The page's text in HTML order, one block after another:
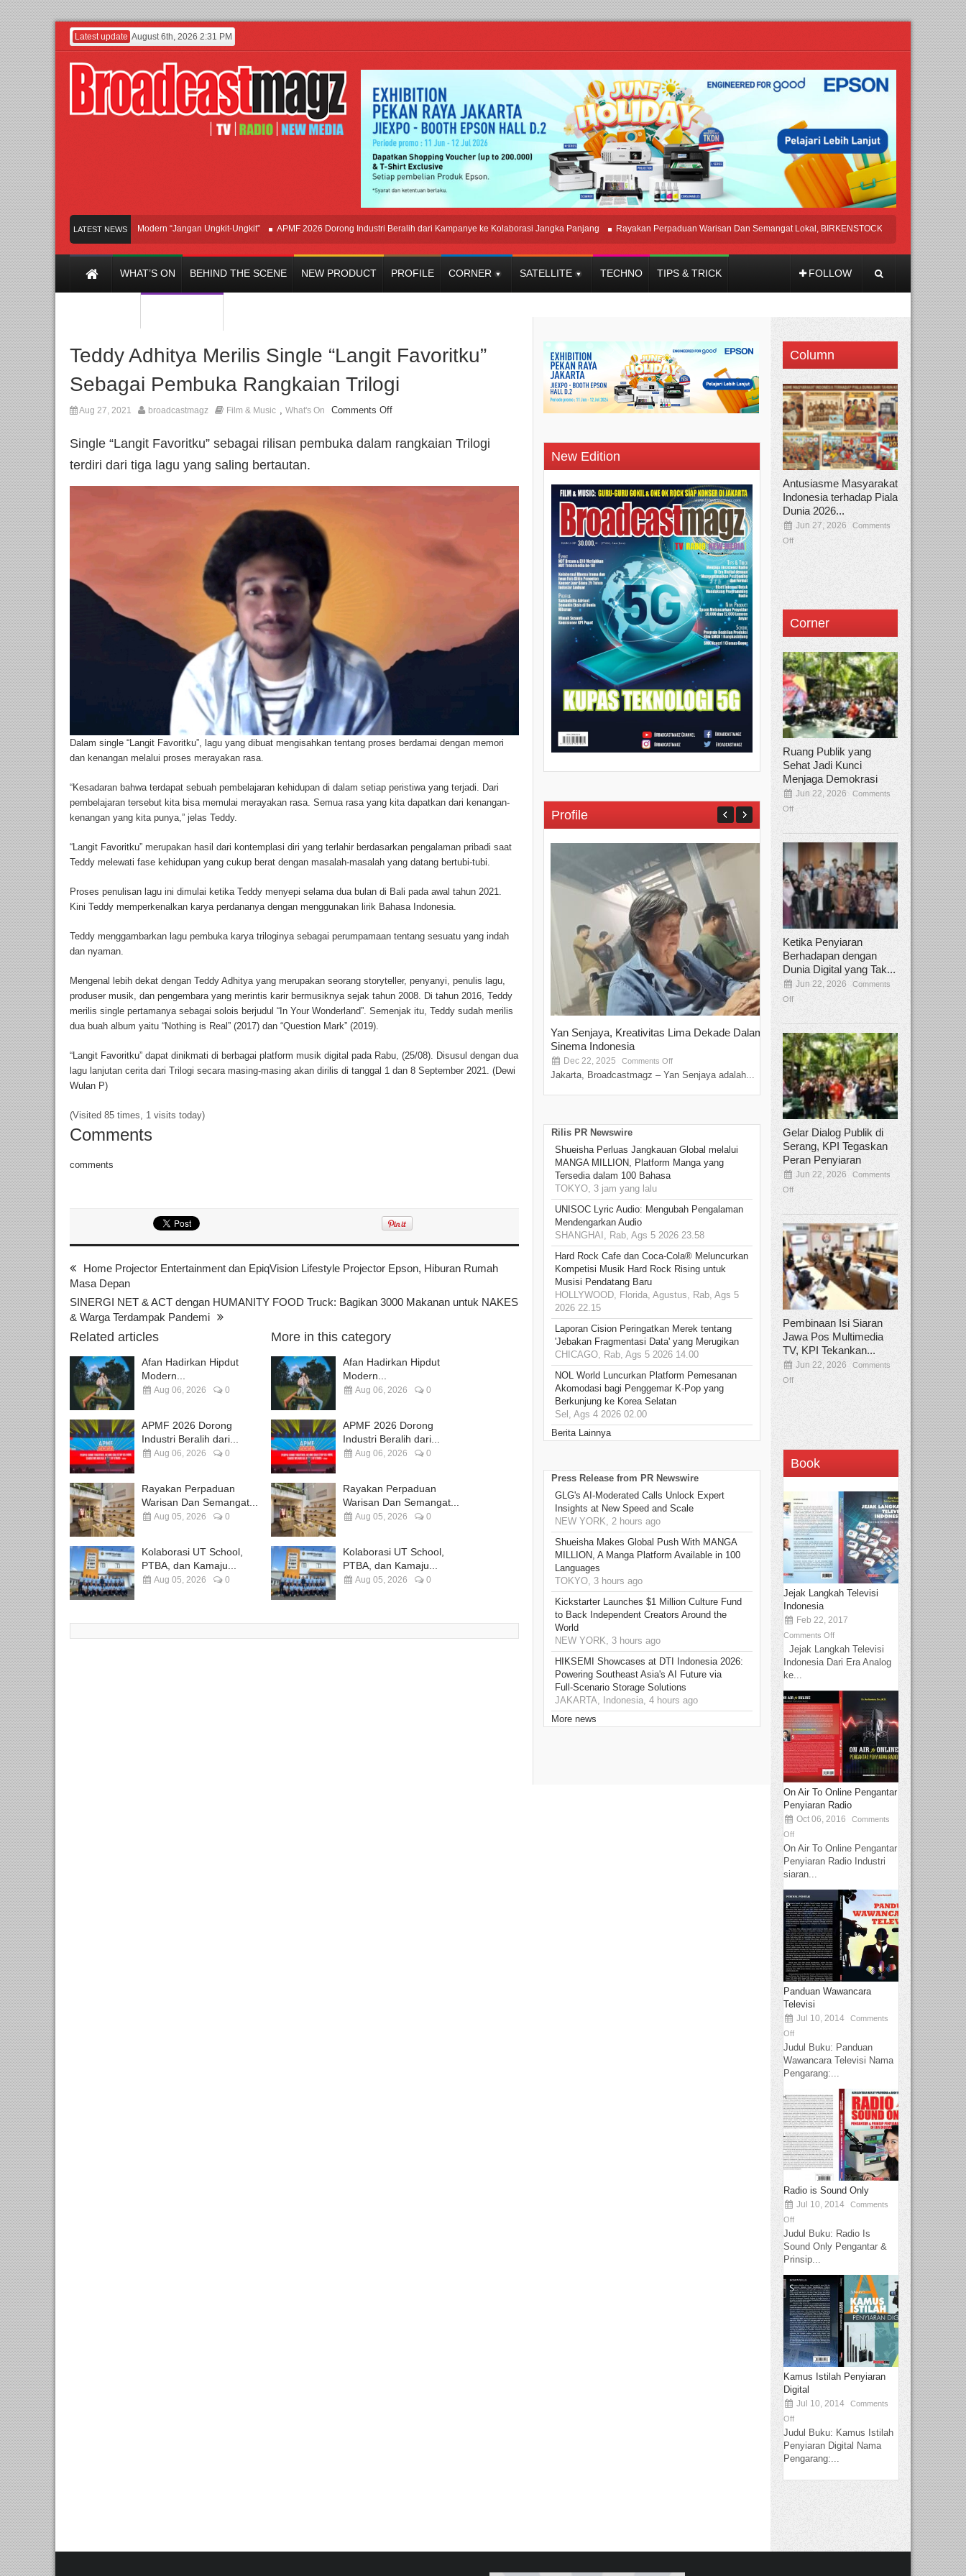
Latest update August 6th, 2026 2:31 PM
LATEST NEWS
Afan Hadirkan Hipdut Modern “Jangan Ungkit-Ungkit” APMF 2026 Dorong Industri Beralih dari Kampanye ke Kolaborasi Jangka Panjang Rayakan Perpaduan Warisan Dan Semangat Lokal, BIRKENSTOCK INDONESIA Membuka
WHAT’S ON BEHIND THE SCENE NEW PRODUCT PROFILE CORNER SATELLITE TECHNO TIPS & TRICK FOLLOW
Teddy Adhitya Merilis Single “Langit Favoritku”
Sebagai Pembuka Rangkaian Trilogi
Aug 27, 2021 broadcastmagz Film & Music , What's On Comments Off
Single “Langit Favoritku” sebagai rilisan pembuka dalam rangkaian Trilogi
terdiri dari tiga lagu yang saling bertautan.
Dalam single “Langit Favoritku”, lagu yang dibuat mengisahkan tentang proses berdamai dengan memori
dan kenangan melalui proses merayakan rasa.
“Kesadaran bahwa terdapat sebuah pembelajaran kehidupan di dalam setiap peristiwa yang terjadi. Dari
pembelajaran tersebut kita bisa memulai merayakan rasa. Semua rasa yang kita dapatkan dari kenangan-
kenangan yang kita punya,” jelas Teddy.
“Langit Favoritku” merupakan hasil dari kontemplasi diri yang terlahir berdasarkan pengalaman pribadi saat
Teddy melewati fase kehidupan yang cukup berat dengan masalah-masalah yang datang bertubi-tubi.
Proses penulisan lagu ini dimulai ketika Teddy menyepi selama dua bulan di Bali pada awal tahun 2021.
Kini Teddy memperkenalkan karya perdananya dengan menggunakan lirik Bahasa Indonesia.
Teddy menggambarkan lagu pembuka karya triloginya sebagai perumpamaan tentang sesuatu yang indah
dan nyaman.
Mengenal lebih dekat dengan Teddy Adhitya yang merupakan seorang storyteller, penyanyi, penulis lagu,
produser musik, dan pengembara yang merintis karir bermusiknya sejak tahun 2008. Di tahun 2016, Teddy
merilis single pertamanya sebagai solois berjudul “In Your Wonderland”. Semenjak itu, Teddy sudah merilis
dua buah album yaitu “Nothing is Real” (2017) dan “Question Mark” (2019).
“Langit Favoritku” dapat dinikmati di berbagai platform musik digital pada Rabu, (25/08). Disusul dengan dua
lagu lanjutan cerita dari Trilogi secara masing-masing akan dirilis di tanggal 1 dan 8 September 2021. (Dewi
Wulan P)
(Visited 85 times, 1 visits today)
Comments
comments
Home Projector Entertainment dan EpiqVision Lifestyle Projector Epson, Hiburan Rumah
Masa Depan
SINERGI NET & ACT dengan HUMANITY FOOD Truck: Bagikan 3000 Makanan untuk NAKES
& Warga Terdampak Pandemi
Related articles
Afan Hadirkan Hipdut
Modern...
Aug 06, 2026 0
APMF 2026 Dorong
Industri Beralih dari...
Aug 06, 2026 0
Rayakan Perpaduan
Warisan Dan Semangat...
Aug 05, 2026 0
Kolaborasi UT School,
PTBA, dan Kamaju...
Aug 05, 2026 0
More in this category
Afan Hadirkan Hipdut
Modern...
Aug 06, 2026 0
APMF 2026 Dorong
Industri Beralih dari...
Aug 06, 2026 0
Rayakan Perpaduan
Warisan Dan Semangat...
Aug 05, 2026 0
Kolaborasi UT School,
PTBA, dan Kamaju...
Aug 05, 2026 0
New Edition
Profile
Yan Senjaya, Kreativitas Lima Dekade Dalam
Sinema Indonesia
Dec 22, 2025 Comments Off
Jakarta, Broadcastmagz – Yan Senjaya adalah...
Tamee Irelly Menjadi Juri Open
Film Terbaru...
Sep 08, 2025 Comments Off
Bekasi, Broadcastmagz – Dalam upaya
talenta...
Rilis PR Newswire
Shueisha Perluas Jangkauan Global melalui
MANGA MILLION, Platform Manga yang
Tersedia dalam 100 Bahasa
TOKYO, 3 jam yang lalu
UNISOC Lyric Audio: Mengubah Pengalaman
Mendengarkan Audio
SHANGHAI, Rab, Ags 5 2026 23.58
Hard Rock Cafe dan Coca-Cola® Meluncurkan
Kompetisi Musik Hard Rock Rising untuk
Musisi Pendatang Baru
HOLLYWOOD, Florida, Agustus, Rab, Ags 5
2026 22.15
Laporan Cision Peringatkan Merek tentang
'Jebakan Fragmentasi Data' yang Merugikan
CHICAGO, Rab, Ags 5 2026 14.00
NOL World Luncurkan Platform Pemesanan
Akomodasi bagi Penggemar K-Pop yang
Berkunjung ke Korea Selatan
Sel, Ags 4 2026 02.00
Berita Lainnya
Press Release from PR Newswire
GLG's AI-Moderated Calls Unlock Expert
Insights at New Speed and Scale
NEW YORK, 2 hours ago
Shueisha Makes Global Push With MANGA
MILLION, A Manga Platform Available in 100
Languages
TOKYO, 3 hours ago
Kickstarter Launches $1 Million Culture Fund
to Back Independent Creators Around the
World
NEW YORK, 3 hours ago
HIKSEMI Showcases at DTI Indonesia 2026:
Powering Southeast Asia's AI Future via
Full‑Scenario Storage Solutions
JAKARTA, Indonesia, 4 hours ago
More news
Column
Antusiasme Masyarakat
Indonesia terhadap Piala
Dunia 2026...
Jun 27, 2026
Comments
Off
Corner
Ruang Publik yang
Sehat Jadi Kunci
Menjaga Demokrasi
Jun 22, 2026
Comments
Off
Ketika Penyiaran
Berhadapan dengan
Dunia Digital yang Tak...
Jun 22, 2026
Comments
Off
Gelar Dialog Publik di
Serang, KPI Tegaskan
Peran Penyiaran
Jun 22, 2026
Comments
Off
Pembinaan Isi Siaran
Jawa Pos Multimedia
TV, KPI Tekankan...
Jun 22, 2026
Comments
Off
Book
Jejak Langkah Televisi
Indonesia
Feb 22, 2017
Comments Off
Jejak Langkah Televisi
Indonesia Dari Era Analog
ke...
On Air To Online Pengantar
Penyiaran Radio
Oct 06, 2016
Comments
Off
On Air To Online Pengantar
Penyiaran Radio Industri
siaran...
Panduan Wawancara
Televisi
Jul 10, 2014
Comments
Off
Judul Buku: Panduan
Wawancara Televisi Nama
Pengarang:...
Radio is Sound Only
Jul 10, 2014
Comments
Off
Judul Buku: Radio Is
Sound Only Pengantar &
Prinsip...
Kamus Istilah Penyiaran
Digital
Jul 10, 2014
Comments
Off
Judul Buku: Kamus Istilah
Penyiaran Digital Nama
Pengarang:...